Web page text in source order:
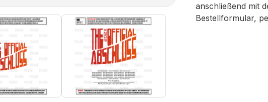
anschließend mit
Bestellformular,